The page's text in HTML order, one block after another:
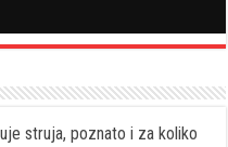
struja, poznato i za koliko